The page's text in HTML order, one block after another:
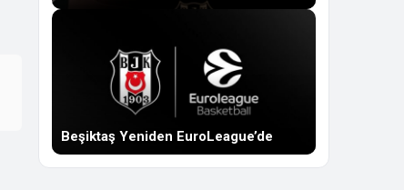
Beşiktaş Yeniden EuroLeague’de